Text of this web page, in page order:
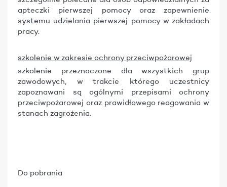
apteczki pierwszej pomocy oraz zapewnienie
systemu udzielania pierwszej pomocy w zakładach
pracy.
szkolenie w zakresie ochrony przeciwpożarowej
szkolenie przeznaczone dla wszystkich grup
zawodowych, w trakcie którego uczestnicy
zapoznawani są ogólnymi przepisami ochrony
przeciwpożarowej oraz prawidłowego reagowania w
stanach zagrożenia.
Do pobrania